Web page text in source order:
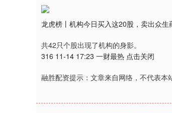
龙虎榜丨机构今日买入这20股，卖出众生
共42只个股出现了机构的身影。
316 11-14 17:23 一财最热 点击关闭
融胜配资提示：文章来自网络，不代表本